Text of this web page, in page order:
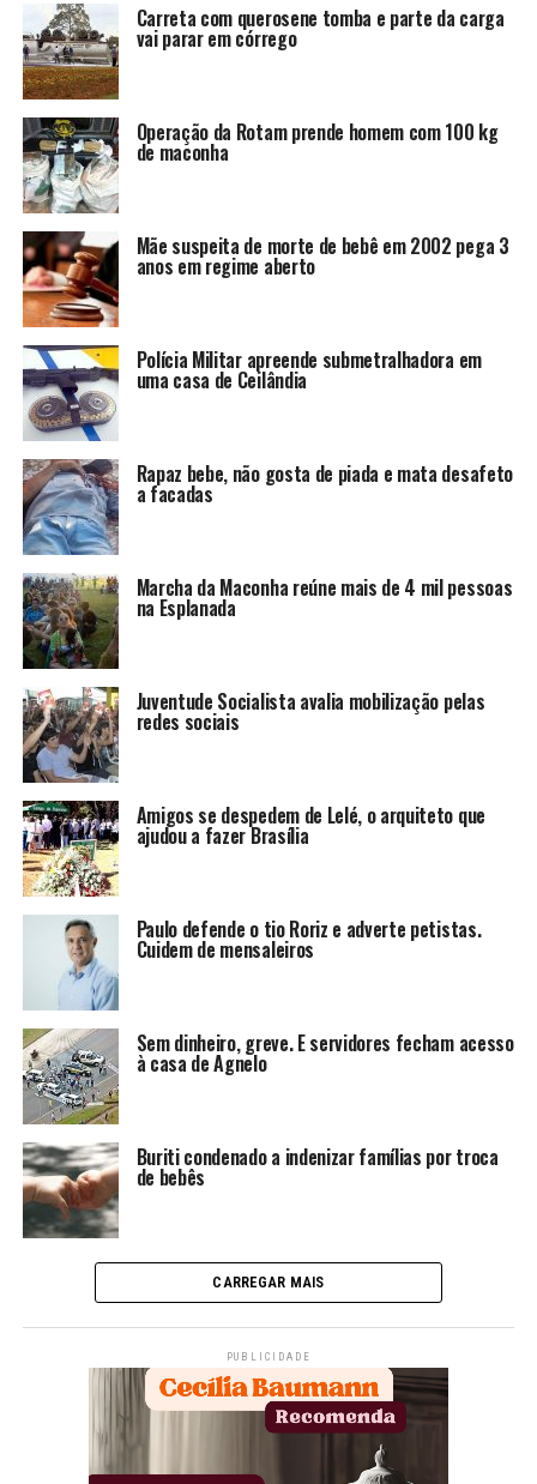
Carreta com querosene tomba e parte da carga
vai parar em córrego
Operação da Rotam prende homem com 100 kg
de maconha
Mãe suspeita de morte de bebê em 2002 pega 3
anos em regime aberto
Polícia Militar apreende submetralhadora em
uma casa de Ceilândia
Rapaz bebe, não gosta de piada e mata desafeto
a facadas
Marcha da Maconha reúne mais de 4 mil pessoas
na Esplanada
Juventude Socialista avalia mobilização pelas
redes sociais
Amigos se despedem de Lelé, o arquiteto que
ajudou a fazer Brasília
Paulo defende o tio Roriz e adverte petistas.
Cuidem de mensaleiros
Sem dinheiro, greve. E servidores fecham acesso
à casa de Agnelo
Buriti condenado a indenizar famílias por troca
de bebês
CARREGAR MAIS
PUBLICIDADE